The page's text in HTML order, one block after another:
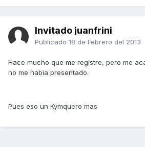
Invitado juanfrini
Publicado 18 de Febrero del 2013
Hace mucho que me registre, pero me
no me habia presentado.
Pues eso un Kymquero mas